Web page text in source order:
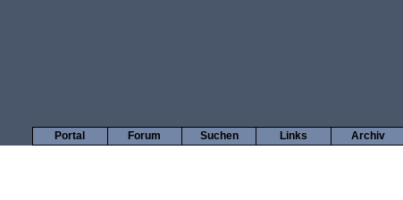
Archiv
Links
Suchen
Forum
Portal